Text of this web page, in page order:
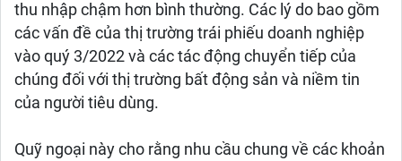
thu nhập chậm hơn bình thường. Các lý do bao gồm
các vấn đề của thị trường trái phiếu doanh nghiệp
vào quý 3/2022 và các tác động chuyển tiếp của
chúng đối với thị trường bất động sản và niềm tin
của người tiêu dùng.
Quỹ ngoại này cho rằng nhu cầu chung về các khoản